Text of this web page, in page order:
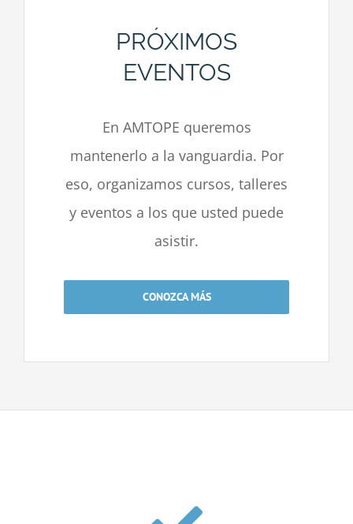
PRÓXIMOS
EVENTOS
En AMTOPE queremos
mantenerlo a la vanguardia. Por
eso, organizamos cursos, talleres
y eventos a los que usted puede
asistir.
CONOZCA MÁS